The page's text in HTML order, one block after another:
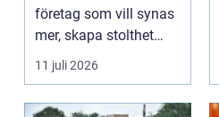
företag som vill synas
mer, skapa stolthet
inte...
11 juli 2026